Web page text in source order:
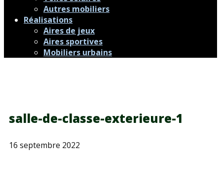
Autres mobiliers
Réalisations
Aires de jeux
Aires sportives
Mobiliers urbains
salle-de-classe-exterieure-1
16 septembre 2022